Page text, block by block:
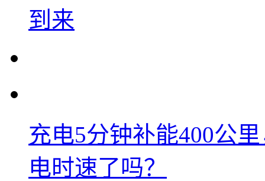
到来
充电5分钟补能400公
电时速了吗？